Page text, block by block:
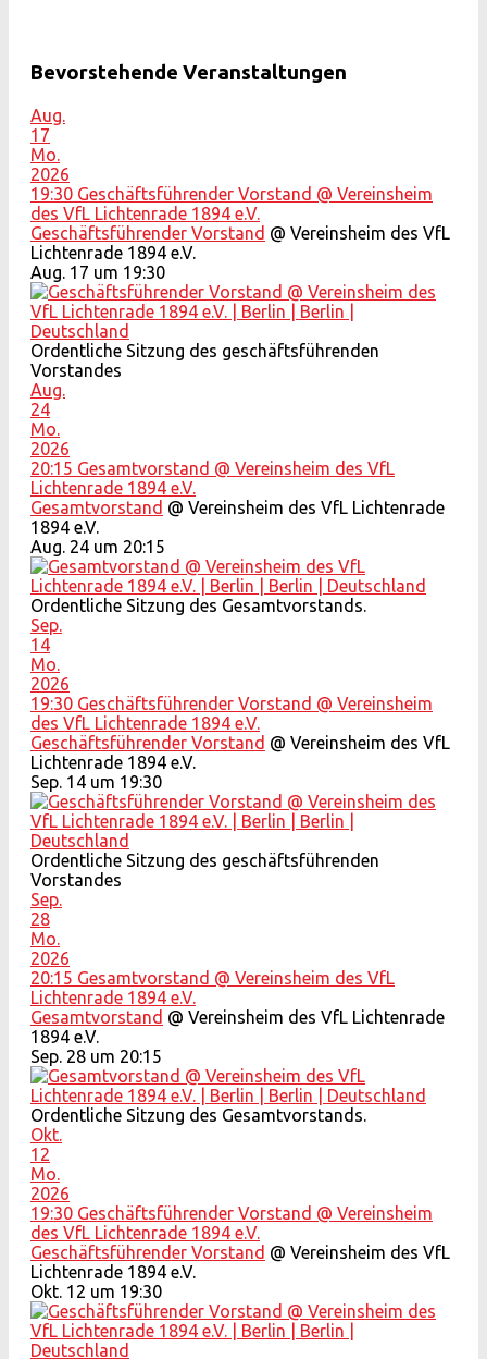
Bevorstehende Veranstaltungen
Aug.
17
Mo.
2026
19:30 Geschäftsführender Vorstand @ Vereinsheim
des VfL Lichtenrade 1894 e.V.
Geschäftsführender Vorstand @ Vereinsheim des VfL
Lichtenrade 1894 e.V.
Aug. 17 um 19:30
Ordentliche Sitzung des geschäftsführenden
Vorstandes
Aug.
24
Mo.
2026
20:15 Gesamtvorstand @ Vereinsheim des VfL
Lichtenrade 1894 e.V.
Gesamtvorstand @ Vereinsheim des VfL Lichtenrade
1894 e.V.
Aug. 24 um 20:15
Ordentliche Sitzung des Gesamtvorstands.
Sep.
14
Mo.
2026
19:30 Geschäftsführender Vorstand @ Vereinsheim
des VfL Lichtenrade 1894 e.V.
Geschäftsführender Vorstand @ Vereinsheim des VfL
Lichtenrade 1894 e.V.
Sep. 14 um 19:30
Ordentliche Sitzung des geschäftsführenden
Vorstandes
Sep.
28
Mo.
2026
20:15 Gesamtvorstand @ Vereinsheim des VfL
Lichtenrade 1894 e.V.
Gesamtvorstand @ Vereinsheim des VfL Lichtenrade
1894 e.V.
Sep. 28 um 20:15
Ordentliche Sitzung des Gesamtvorstands.
Okt.
12
Mo.
2026
19:30 Geschäftsführender Vorstand @ Vereinsheim
des VfL Lichtenrade 1894 e.V.
Geschäftsführender Vorstand @ Vereinsheim des VfL
Lichtenrade 1894 e.V.
Okt. 12 um 19:30